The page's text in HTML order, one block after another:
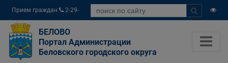
Прием граждан
2-29-
04
БЕЛОВО
Портал Администрации
Беловского городского округа